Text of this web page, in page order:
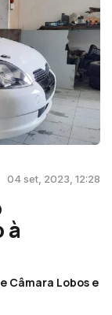
04 set, 2023, 12:28
à
Câmara Lobos e